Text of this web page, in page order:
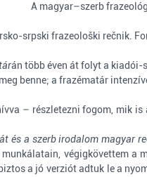
A magyar–szerb
srpski frazeološki rečnik.
án több éven át folyt a kiadói-
benne; a frazématár
– részletezni fogom, mik
és a szerb irodalom magyar
végigkövettem
a jó verziót adtuk le a